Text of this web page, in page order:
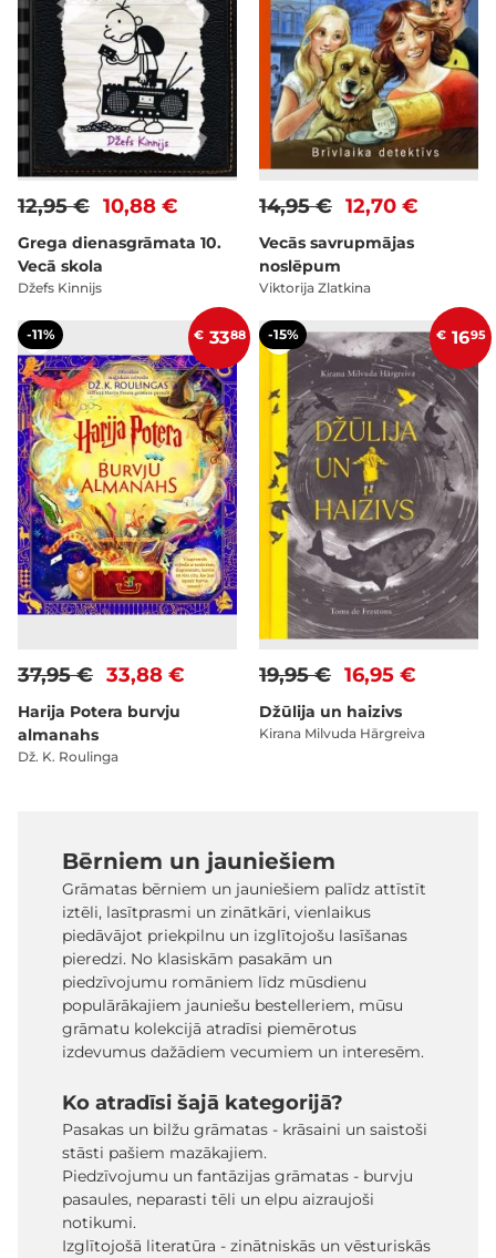
10,88 €
12,95 €
Grega dienasgrāmata 10.
Vecā skola
Džefs Kinnijs
12,70 €
14,95 €
Vecās savrupmājas
noslēpum
Viktorija Zlatkina
-11% € 3388
33,88 €
37,95 €
Harija Potera burvju
almanahs
Dž. K. Roulinga
-15% € 1695
16,95 €
19,95 €
Džūlija un haizivs
Kirana Milvuda Hārgreiva
Bērniem un jauniešiem
Grāmatas bērniem un jauniešiem palīdz attīstīt
iztēli, lasītprasmi un zinātkāri, vienlaikus
piedāvājot priekpilnu un izglītojošu lasīšanas
pieredzi. No klasiskām pasakām un
piedzīvojumu romāniem līdz mūsdienu
populārākajiem jauniešu bestelleriem, mūsu
grāmatu kolekcijā atradīsi piemērotus
izdevumus dažādiem vecumiem un interesēm.
Ko atradīsi šajā kategorijā?
Pasakas un bilžu grāmatas - krāsaini un saistoši
stāsti pašiem mazākajiem.
Piedzīvojumu un fantāzijas grāmatas - burvju
pasaules, neparasti tēli un elpu aizraujoši
notikumi.
Izglītojošā literatūra - zinātniskās un vēsturiskās